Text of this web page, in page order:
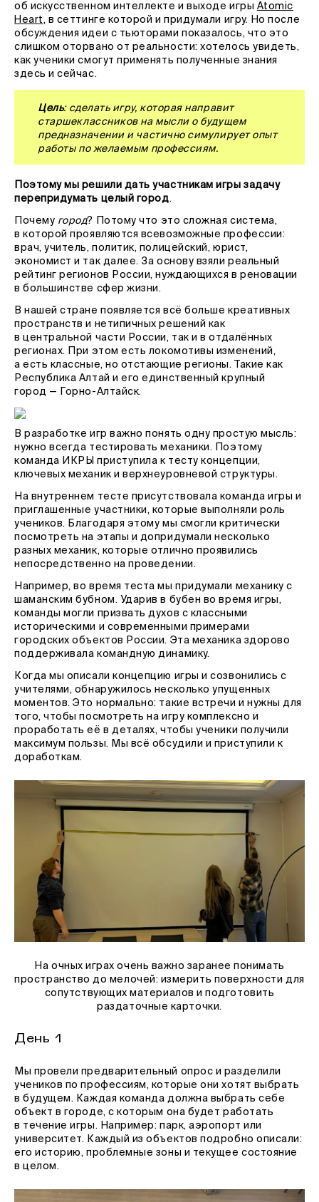
об искусственном интеллекте и выходе игры Atomic
Heart , в сеттинге которой и придумали игру. Но после
обсуждения идеи с тьюторами показалось, что это
слишком оторвано от реальности: хотелось увидеть,
как ученики смогут применять полученные знания
здесь и сейчас.
Цель: сделать игру, которая направит
старшеклассников на мысли о будущем
предназначении и частично симулирует опыт
работы по желаемым профессиям.
Поэтому мы решили дать участникам игры задачу
перепридумать целый город.
Почему город? Потому что это сложная система,
в которой проявляются всевозможные профессии:
врач, учитель, политик, полицейский, юрист,
экономист и так далее. За основу взяли реальный
рейтинг регионов России, нуждающихся в реновации
в большинстве сфер жизни.
В нашей стране появляется всё больше креативных
пространств и нетипичных решений как
в центральной части России, так и в отдалённых
регионах. При этом есть локомотивы изменений,
а есть классные, но отстающие регионы. Такие как
Республика Алтай и его единственный крупный
город — Горно-Алтайск.
В разработке игр важно понять одну простую мысль:
нужно всегда тестировать механики. Поэтому
команда ИКРЫ приступила к тесту концепции,
ключевых механик и верхнеуровневой структуры.
На внутреннем тесте присутствовала команда игры и
приглашенные участники, которые выполняли роль
учеников. Благодаря этому мы смогли критически
посмотреть на этапы и допридумали несколько
разных механик, которые отлично проявились
непосредственно на проведении.
Например, во время теста мы придумали механику с
шаманским бубном. Ударив в бубен во время игры,
команды могли призвать духов с классными
историческими и современными примерами
городских объектов России. Эта механика здорово
поддерживала командную динамику.
Когда мы описали концепцию игры и созвонились с
учителями, обнаружилось несколько упущенных
моментов. Это нормально: такие встречи и нужны для
того, чтобы посмотреть на игру комплексно и
проработать её в деталях, чтобы ученики получили
максимум пользы. Мы всё обсудили и приступили к
доработкам.
На очных играх очень важно заранее понимать
пространство до мелочей: измерить поверхности для
сопутствующих материалов и подготовить
раздаточные карточки.
День 1
Мы провели предварительный опрос и разделили
учеников по профессиям, которые они хотят выбрать
в будущем. Каждая команда должна выбрать себе
объект в городе, с которым она будет работать
в течение игры. Например: парк, аэропорт или
университет. Каждый из объектов подробно описали:
его историю, проблемные зоны и текущее состояние
в целом.